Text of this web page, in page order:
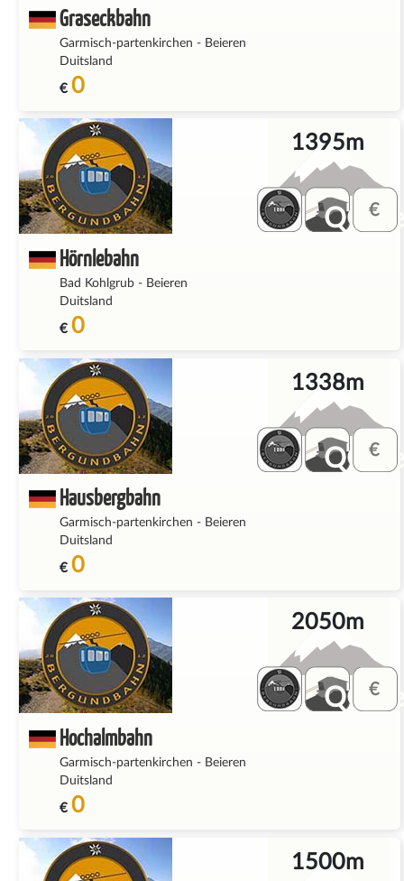
Graseckbahn
Garmisch-partenkirchen - Beieren
Duitsland
€ 0
Hörnlebahn
Bad Kohlgrub- Beieren
Duitsland
€ 0
1395m
Hausbergbahn
Garmisch-partenkirchen - Beieren
Duitsland
€ 0
1338m
Hochalmbahn
Garmisch-partenkirchen - Beieren
Duitsland
€ 0
2050m
1500m